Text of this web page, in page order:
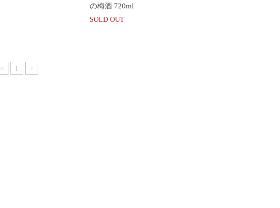
の梅酒 720ml
SOLD OUT
< 1 >